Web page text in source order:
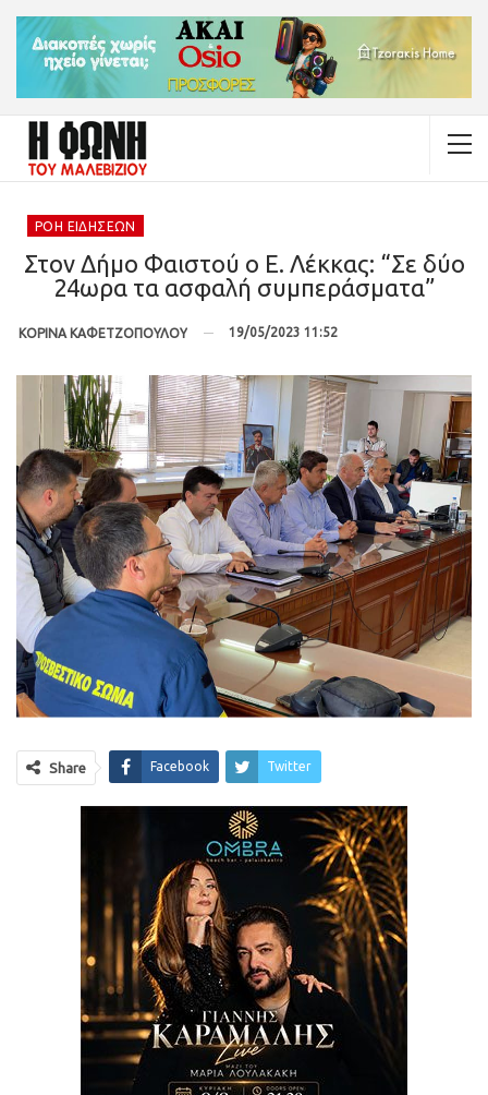
ΡΟΉ ΕΙΔΉΣΕΩΝ
Στον Δήμο Φαιστού ο Ε. Λέκκας: “Σε δύο
24ωρα τα ασφαλή συμπεράσματα”
ΚΟΡΙΝΑ ΚΑΦΕΤΖΟΠΟΥΛΟΥ 19/05/2023 11:52
Share Facebook Twitter